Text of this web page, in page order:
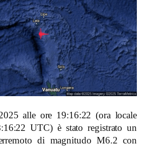
alle ore 19:16:22 (ora locale
UTC) è stato registrato un
di magnitudo M6.2 con